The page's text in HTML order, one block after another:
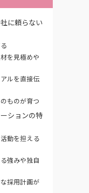
に頼らない
を見極めや
ルを直接伝
ものが育つ
ションの特
動を担える
強みや独自
採用計画が